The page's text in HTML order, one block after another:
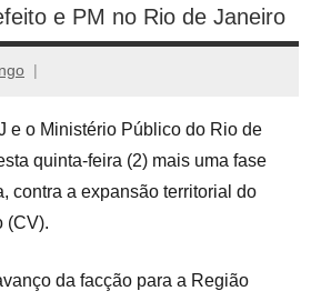
e PM no Rio de Janeiro
e o Ministério Público do Rio de
quinta-feira (2) mais uma fase
contra a expansão territorial do
(CV).
da facção para a Região